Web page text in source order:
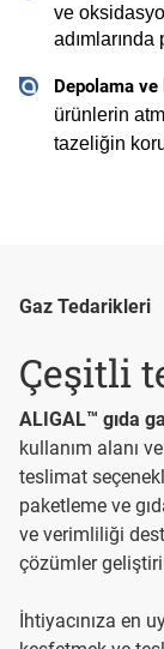
ve
Depolama
ürünlerin
tazeliğin
Gaz Tedarikleri
Çeşitli
ALIGAL™ gıda
kullanım alanı
teslimat
paketleme ve
ve verimliliği
çözümler
İhtiyacınıza en